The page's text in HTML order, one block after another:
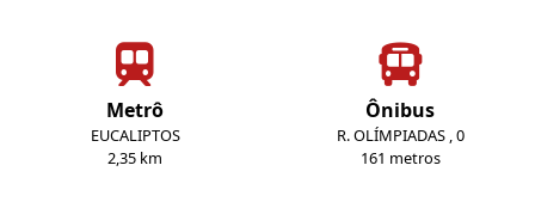
Metrô
EUCALIPTOS
2,35 km
Ônibus
R. OLÍMPIADAS , 0
161 metros